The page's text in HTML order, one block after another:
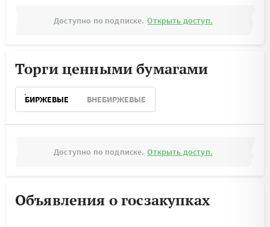
Доступно по подписке. Открыть доступ.
Торги ценными бумагами
БИРЖЕВЫЕ ВНЕБИРЖЕВЫЕ
Доступно по подписке. Открыть доступ.
Объявления о госзакупках